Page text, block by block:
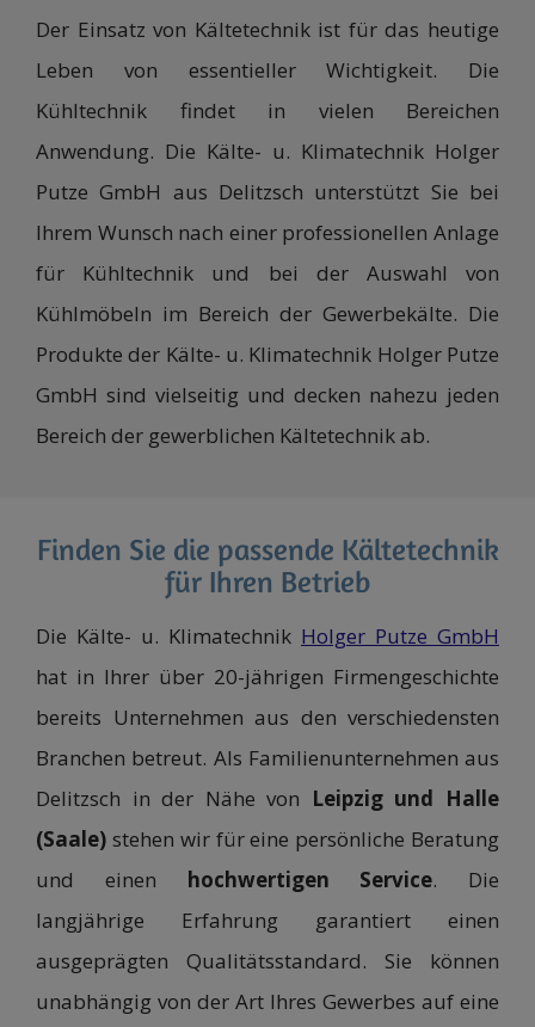
Der Einsatz von Kältetechnik ist für das heutige
Leben von essentieller Wichtigkeit. Die
Kühltechnik findet in vielen Bereichen
Anwendung. Die Kälte- u. Klimatechnik Holger
Putze GmbH aus Delitzsch unterstützt Sie bei
Ihrem Wunsch nach einer professionellen Anlage
für Kühltechnik und bei der Auswahl von
Kühlmöbeln im Bereich der Gewerbekälte. Die
Produkte der Kälte- u. Klimatechnik Holger Putze
GmbH sind vielseitig und decken nahezu jeden
Bereich der gewerblichen Kältetechnik ab.
Finden Sie die passende Kältetechnik
für Ihren Betrieb
Die Kälte- u. Klimatechnik Holger Putze GmbH
hat in Ihrer über 20-jährigen Firmengeschichte
bereits Unternehmen aus den verschiedensten
Branchen betreut. Als Familienunternehmen aus
Delitzsch in der Nähe von Leipzig und Halle
(Saale) stehen wir für eine persönliche Beratung
und einen hochwertigen Service. Die
langjährige Erfahrung garantiert einen
ausgeprägten Qualitätsstandard. Sie können
unabhängig von der Art Ihres Gewerbes auf eine